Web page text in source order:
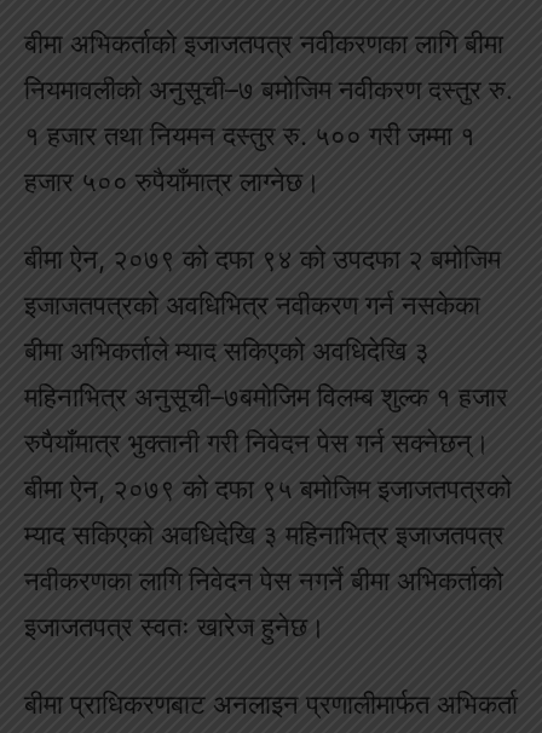
बीमा अभिकर्ताको इजाजतपत्र नवीकरणका लागि बीमा
नियमावलीको अनुसूची–७ बमोजिम नवीकरण दस्तुर रु.
१ हजार तथा नियमन दस्तुर रु. ५०० गरी जम्मा १
हजार ५०० रुपैयाँमात्र लाग्नेछ।
बीमा ऐन, २०७९ को दफा ९४ को उपदफा २ बमोजिम
इजाजतपत्रको अवधिभित्र नवीकरण गर्न नसकेका
बीमा अभिकर्ताले म्याद सकिएको अवधिदेखि ३
महिनाभित्र अनुसूची–७बमोजिम विलम्ब शुल्क १ हजार
रुपैयाँमात्र भुक्तानी गरी निवेदन पेस गर्न सक्नेछन्।
बीमा ऐन, २०७९ को दफा ९५ बमोजिम इजाजतपत्रको
म्याद सकिएको अवधिदेखि ३ महिनाभित्र इजाजतपत्र
नवीकरणका लागि निवेदन पेस नगर्ने बीमा अभिकर्ताको
इजाजतपत्र स्वतः खारेज हुनेछ।
बीमा प्राधिकरणबाट अनलाइन प्रणालीमार्फत अभिकर्ता